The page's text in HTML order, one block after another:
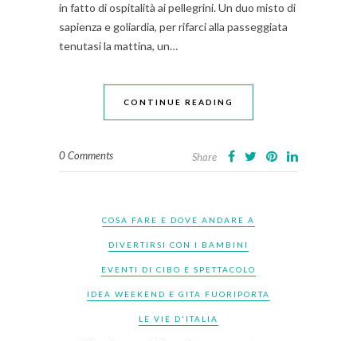
in fatto di ospitalità ai pellegrini. Un duo misto di
sapienza e goliardia, per rifarci alla passeggiata
tenutasi la mattina, un…
CONTINUE READING
0 Comments Share
COSA FARE E DOVE ANDARE A
DIVERTIRSI CON I BAMBINI
EVENTI DI CIBO E SPETTACOLO
IDEA WEEKEND E GITA FUORIPORTA
LE VIE D'ITALIA